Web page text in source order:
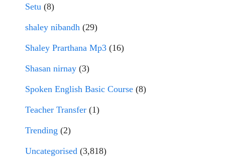
Setu (8)
shaley nibandh (29)
Shaley Prarthana Mp3 (16)
Shasan nirnay (3)
Spoken English Basic Course (8)
Teacher Transfer (1)
Trending (2)
Uncategorised (3,818)